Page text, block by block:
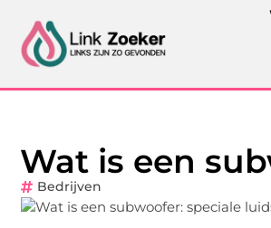
Wat is een
Bedrijven